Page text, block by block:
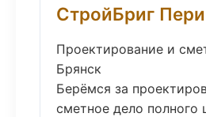
СтройБриг
Проектирование и
Брянск
Берёмся за
сметное дело полного